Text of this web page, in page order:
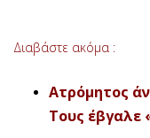
Διαβάστε ακόμα :
Ατρόμητος
Τους έβγαλε